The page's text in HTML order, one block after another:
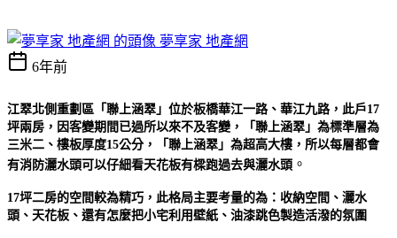
夢享家 地產網
6年前
江翠北側重劃區「聯上涵翠」位於板橋華江一路、華江九路，此戶17
坪兩房， 因客變期間已過所以來不及客變，「聯上涵翠」為標準層為
三米二、樓板厚度15公分，「聯上涵翠」為超高大樓，所以每層都會
有消防灑水頭可以仔細看天花板有樑跑過去與灑水頭 。
17坪二房的空間較為精巧，此格局主要考量的為：收納空間、灑水
頭、天花板、還有怎麼把小宅利用壁紙、油漆跳色製造活潑的氛圍